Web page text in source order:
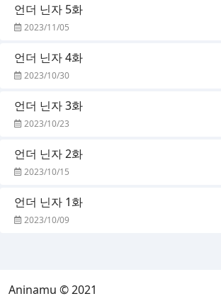
언더 닌자 5화
2023/11/05
언더 닌자 4화
2023/10/30
언더 닌자 3화
2023/10/23
언더 닌자 2화
2023/10/15
언더 닌자 1화
2023/10/09
Aninamu © 2021